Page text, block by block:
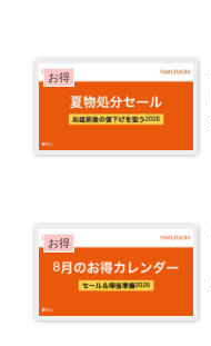
お得
お得